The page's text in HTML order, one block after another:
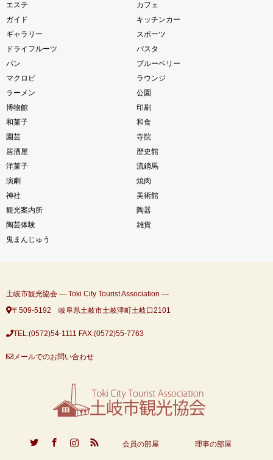
エステ
カフェ
ガイド
キッチンカー
ギャラリー
スポーツ
ドライフルーツ
パスタ
パン
ブルーベリー
マクロビ
ラウンジ
ラーメン
公園
博物館
印刷
和菓子
和食
園芸
寺院
居酒屋
歴史館
洋菓子
流鏑馬
演劇
焼肉
神社
美術館
観光案内所
陶器
陶芸体験
雑貨
鬼まんじゅう
土岐市観光協会 ― Toki City Tourist Association ―
〒509-5192 岐阜県土岐市土岐津町土岐口2101
TEL:(0572)54-1111 FAX:(0572)55-7763
メールでのお問い合わせ
RSS 会員の部屋 理事の部屋